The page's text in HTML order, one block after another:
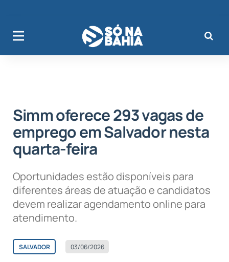
Simm oferece 293 vagas de
emprego em Salvador nesta
quarta-feira
Oportunidades estão disponíveis para
diferentes áreas de atuação e candidatos
devem realizar agendamento online para
atendimento.
SALVADOR 03/06/2026